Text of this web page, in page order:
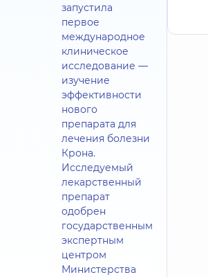
запустила
первое
международное
клиническое
исследование —
изучение
эффективности
нового
препарата для
лечения болезни
Крона.
Исследуемый
лекарственный
препарат
одобрен
государственным
экспертным
центром
Министерства